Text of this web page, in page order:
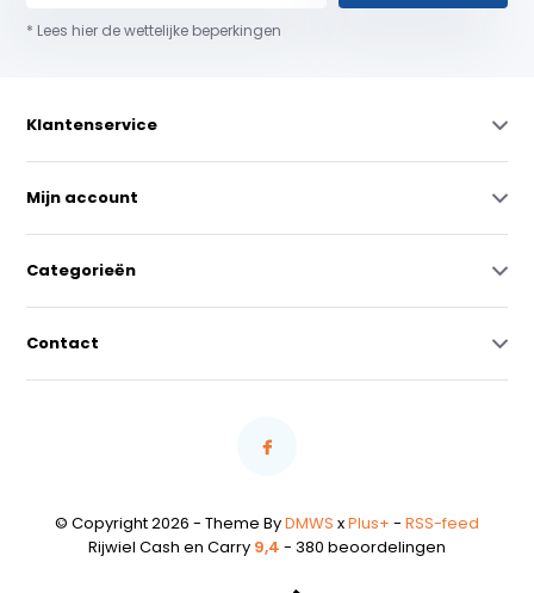
* Lees hier de wettelijke beperkingen
Klantenservice
Mijn account
Categorieën
Contact
© Copyright 2026 - Theme ByDMWS xPlus+ - RSS-feed
Rijwiel Cash en Carry 9,4 - 380 beoordelingen